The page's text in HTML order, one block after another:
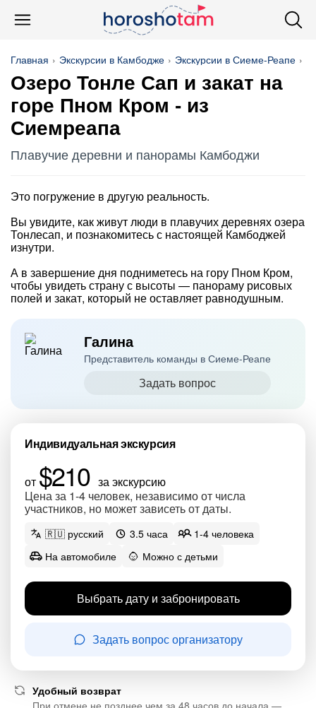
Главная Экскурсии в Камбодже Экскурсии в Сиеме-Реапе
Озеро Тонле Сап и закат на
горе Пном Кром - из
Сиемреапа
Плавучие деревни и панорамы Камбоджи
Это погружение в другую реальность.
Вы увидите, как живут люди в плавучих деревнях озера
Тонлесап, и познакомитесь с настоящей Камбоджей
изнутри.
А в завершение дня подниметесь на гору Пном Кром,
чтобы увидеть страну с высоты — панораму рисовых
полей и закат, который не оставляет равнодушным.
Галина
Представитель команды в Сиеме-Реапе
Задать вопрос
Индивидуальная экскурсия
от $210 за экскурсию
Цена за 1-4 человек, независимо от числа
участников, но может зависеть от даты.
🇷🇺 русский 3.5 часа
1-4 человека
На автомобиле
Можно с детьми
Выбрать дату и забронировать
Задать вопрос организатору
Удобный возврат
При отмене не позднее чем за 48 часов до начала —